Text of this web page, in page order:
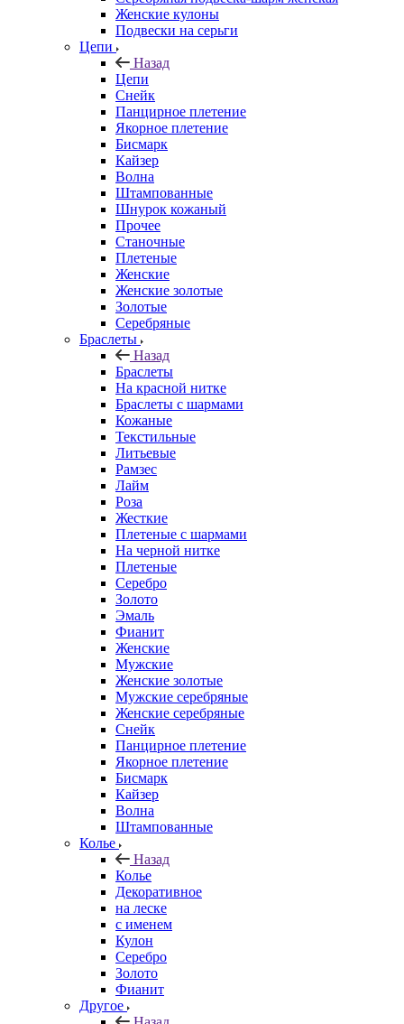
Женские кулоны
Подвески на серьги
Цепи
Назад
Цепи
Снейк
Панцирное плетение
Якорное плетение
Бисмарк
Кайзер
Волна
Штампованные
Шнурок кожаный
Прочее
Станочные
Плетеные
Женские
Женские золотые
Золотые
Серебряные
Браслеты
Назад
Браслеты
На красной нитке
Браслеты с шармами
Кожаные
Текстильные
Литьевые
Рамзес
Лайм
Роза
Жесткие
Плетеные с шармами
На черной нитке
Плетеные
Серебро
Золото
Эмаль
Фианит
Женские
Мужские
Женские золотые
Мужские серебряные
Женские серебряные
Снейк
Панцирное плетение
Якорное плетение
Бисмарк
Кайзер
Волна
Штампованные
Колье
Назад
Колье
Декоративное
на леске
с именем
Кулон
Серебро
Золото
Фианит
Другое